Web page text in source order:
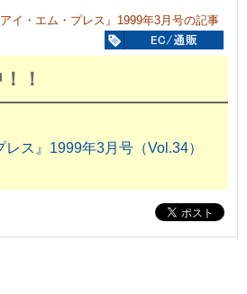
イ・エム・プレス』1999年3月号の記事
！
ス』1999年3月号（Vol.34）